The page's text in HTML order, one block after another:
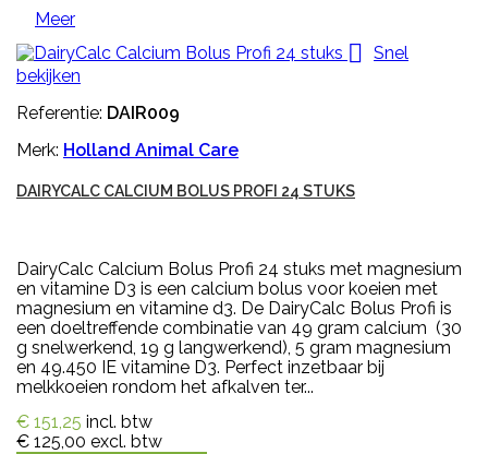
Meer

Snel
bekijken
Referentie: DAIR009
Merk: Holland Animal Care
DAIRYCALC CALCIUM BOLUS PROFI 24 STUKS
DairyCalc Calcium Bolus Profi 24 stuks met magnesium
en vitamine D3 is een calcium bolus voor koeien met
magnesium en vitamine d3. De DairyCalc Bolus Profi is
een doeltreffende combinatie van 49 gram calcium (30
g snelwerkend, 19 g langwerkend), 5 gram magnesium
en 49.450 IE vitamine D3. Perfect inzetbaar bij
melkkoeien rondom het afkalven ter...
€ 151,25 incl. btw
€ 125,00 excl. btw